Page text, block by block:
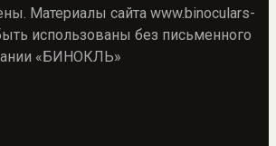
Материалы сайта www.binoculars-
использованы без письменного
«БИНОКЛЬ»